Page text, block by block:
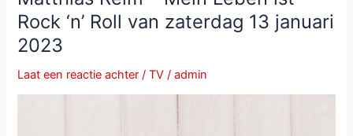
Rock ‘n’ Roll van zaterdag 13 januari
2023
Laat een reactie achter /TV /admin